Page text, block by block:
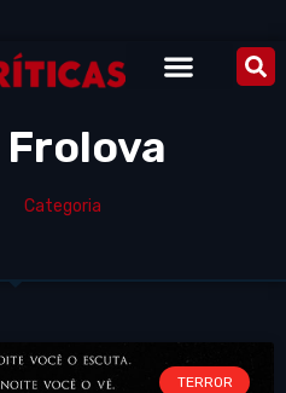
Categoria
TERROR